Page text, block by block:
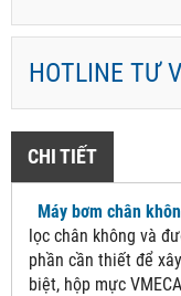
HOTLINE TƯ
CHI TIẾT
Máy bơm chân
lọc chân không và
phần cần thiết để
biệt, hộp mực